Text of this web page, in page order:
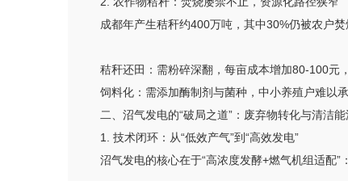
成都年产生秸秆约400万吨，其中30%仍被农户
秸秆还田：需粉碎深翻，每亩成本增加80-100元
饲料化：需添加酶制剂与菌种，中小养殖户难以
二、沼气发电的“破局之道”：废弃物转化与清洁能
1. 技术闭环：从“低效产气”到“高效发电”
沼气发电的核心在于“高浓度发酵+燃气机组适配”：